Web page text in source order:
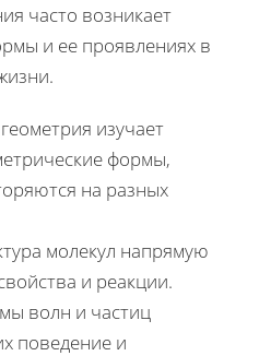
часто возникает
и ее проявлениях в
изучает
формы,
на разных
молекул напрямую
и реакции.
волн и частиц
поведение и